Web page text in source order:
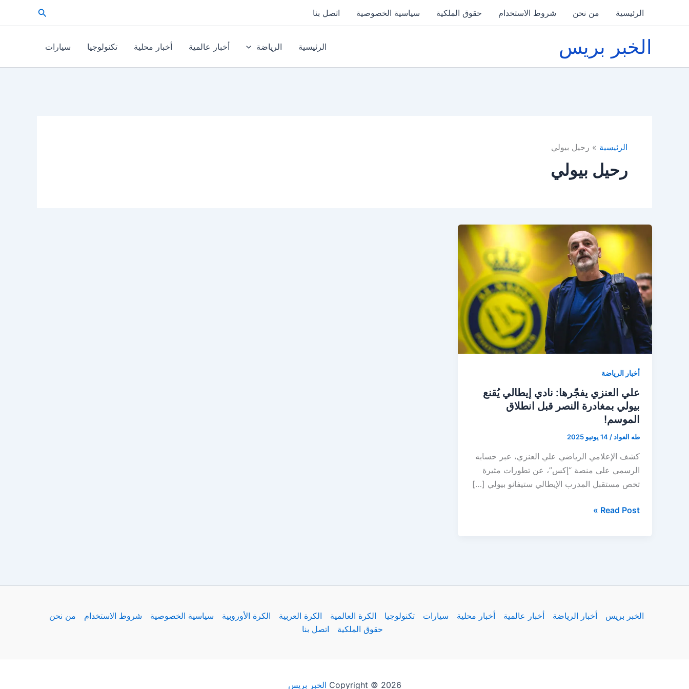
الرئيسية من نحن شروط الاستخدام حقوق الملكية سياسية الخصوصية اتصل بنا البحث
الخبر بريس الرئيسية الرياضة أخبار عالمية أخبار محلية تكنولوجيا سيارات
الرئيسية رحيل بيولي
رحيل بيولي
أخبار الرياضة
علي العنزي يفجّرها: نادي إيطالي يُقنع
بيولي بمغادرة النصر قبل انطلاق
الموسم!
طه العواد/ 14 يونيو 2025
كشف الإعلامي الرياضي علي العنزي، عبر حسابه
الرسمي على منصة “إكس”، عن تطورات مثيرة
تخص مستقبل المدرب الإيطالي ستيفانو بيولي […]
علي
النصر
الموسم!
Read Post »
الخبر بريس أخبار الرياضة أخبار عالمية أخبار محلية سيارات تكنولوجيا الكرة العالمية الكرة العربية الكرة الأوروبية سياسية الخصوصية شروط الاستخدام
من نحن
حقوق الملكية
اتصل بنا
Copyright © 2026 الخبر بريس